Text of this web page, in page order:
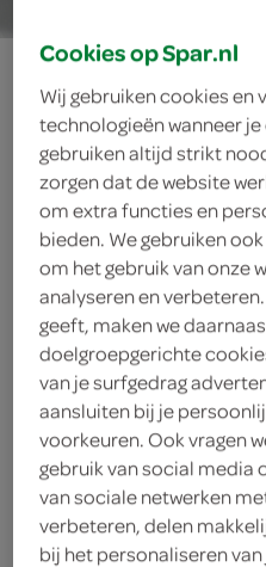
gember
ingrediënten
1 eetlepel boter
1 eetlepel honing
Cookies op Spar.nl
Wij gebruiken cookies en
technologieën wanneer
gebruiken altijd strikt
zorgen dat de website
om extra functies en
bieden. We gebruiken
om het gebruik van onze
analyseren en
geeft, maken we
doelgroepgerichte
van je surfgedrag
aansluiten bij je
voorkeuren. Ook vragen
gebruik van social media
van sociale netwerken
verbeteren, delen
bij het personaliseren